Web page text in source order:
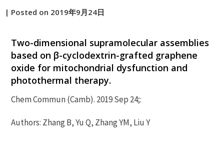
by
| Posted on 2019年9月24日
Two-dimensional supramolecular assemblies
based on β-cyclodextrin-grafted graphene
oxide for mitochondrial dysfunction and
photothermal therapy.
Chem Commun (Camb). 2019 Sep 24;:
Authors: Zhang B, Yu Q, Zhang YM, Liu Y